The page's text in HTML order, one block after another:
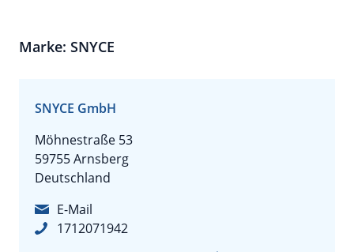
Marke: SNYCE
SNYCE GmbH
Möhnestraße 53
59755 Arnsberg
Deutschland
E-Mail
1712071942